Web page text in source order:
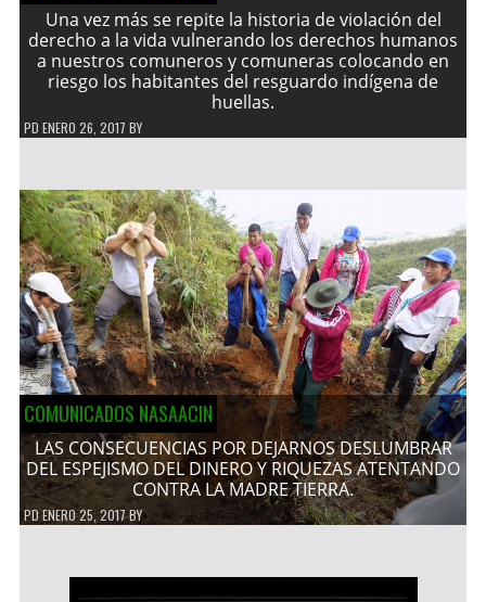
Una vez más se repite la historia de violación del
derecho a la vida vulnerando los derechos humanos
a nuestros comuneros y comuneras colocando en
riesgo los habitantes del resguardo indígena de
huellas.
PD ENERO 26, 2017 BY
COMUNICADOS NASAACIN
LAS CONSECUENCIAS POR DEJARNOS DESLUMBRAR
DEL ESPEJISMO DEL DINERO Y RIQUEZAS ATENTANDO
CONTRA LA MADRE TIERRA.
PDENERO 25, 2017BY